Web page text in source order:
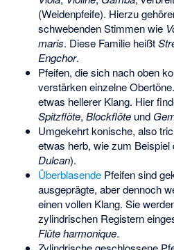
(Weidenpfeife). Hierzu
schwebenden Stimmen wie
maris. Diese Familie heißt
Engchor.
Pfeifen, die sich nach oben
verstärken einzelne
etwas hellerer Klang. Hier
Spitzflöte, Blockflöteund
Umgekehrt konische, also
etwas herb, wie zum Beispiel
Dulcan).
ÜberblasendePfeifen sind
ausgeprägte, aber dennoch
einen vollen Klang. Sie
zylindrischen Registern
Flûte harmonique.